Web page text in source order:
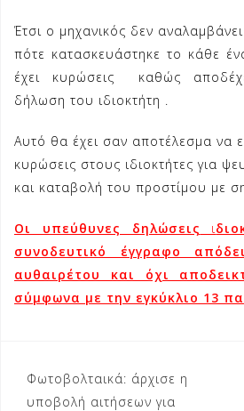
Έτσι ο μηχανικός δεν
πότε κατασκευάστηκε το κάθε
έχει κυρώσεις καθώς
δήλωση του ιδιοκτήτη .
Αυτό θα έχει σαν αποτέλεσμα να
κυρώσεις στους ιδιοκτήτες για
και καταβολή του προστίμου με
Οι υπεύθυνες δηλώσεις ι
συνοδευτικό έγγραφο
αυθαιρέτου και όχι
σύμφωνα με την εγκύκλιο 13
άρθρων
Φωτοβολταικά: άρχισε η
υποβολή αιτήσεων για